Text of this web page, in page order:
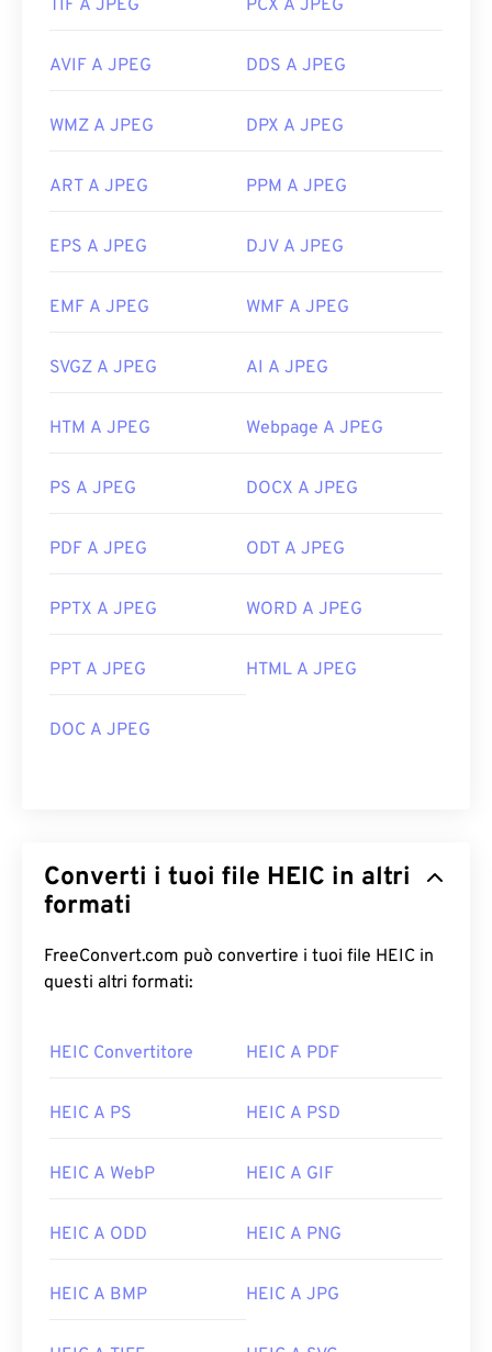
TIF A JPEG PCX A JPEG
AVIF A JPEG DDS A JPEG
WMZ A JPEG DPX A JPEG
ART A JPEG PPM A JPEG
EPS A JPEG DJV A JPEG
EMF A JPEG WMF A JPEG
SVGZ A JPEG AI A JPEG
HTM A JPEG Webpage A JPEG
PS A JPEG DOCX A JPEG
PDF A JPEG ODT A JPEG
PPTX A JPEG WORD A JPEG
PPT A JPEG HTML A JPEG
DOC A JPEG
Converti i tuoi file HEIC in altri
formati
FreeConvert.com può convertire i tuoi file HEIC in
questi altri formati:
HEIC Convertitore HEIC A PDF
HEIC A PS HEIC A PSD
HEIC A WebP HEIC A GIF
HEIC A ODD HEIC A PNG
HEIC A BMP HEIC A JPG